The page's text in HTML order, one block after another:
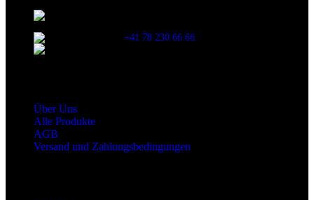
+41 78 230 66 66
Über Uns
Alle Produkte
AGB
Versand und Zahlungsbedingungen